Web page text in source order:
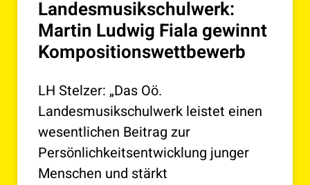
Landesmusikschulwerk:
Martin Ludwig Fiala gewinnt
Kompositionswettbewerb
LH Stelzer: „Das Oö.
Landesmusikschulwerk leistet einen
wesentlichen Beitrag zur
Persönlichkeitsentwicklung junger
Menschen und stärkt